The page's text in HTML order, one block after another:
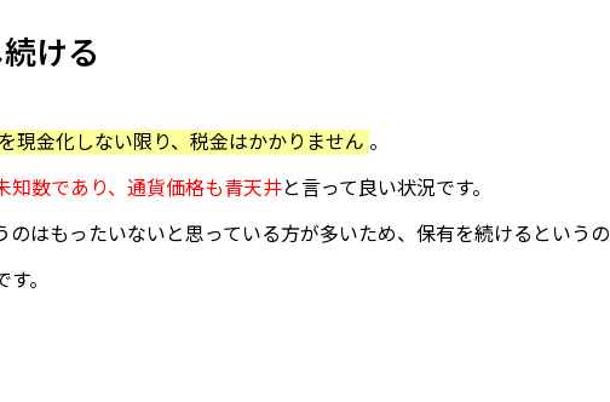
ける
現金化しない限り、税金はかかりません 。
知数であり、通貨価格も青天井と言って良い状況です。
のはもったいないと思っている方が多いため、保有を続けるというの
。